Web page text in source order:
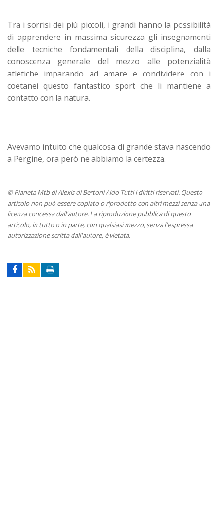
Tra i sorrisi dei più piccoli, i grandi hanno la possibilità
di apprendere in massima sicurezza gli insegnamenti
delle tecniche fondamentali della disciplina, dalla
conoscenza generale del mezzo alle potenzialità
atletiche imparando ad amare e condividere con i
coetanei questo fantastico sport che li mantiene a
contatto con la natura.
Avevamo intuito che qualcosa di grande stava nascendo
a Pergine, ora però ne abbiamo la certezza.
© Pianeta Mtb di Alexis di Bertoni Aldo Tutti i diritti riservati. Questo
articolo non può essere copiato o riprodotto con altri mezzi senza una
licenza concessa dall'autore. La riproduzione pubblica di questo
articolo, in tutto o in parte, con qualsiasi mezzo, senza l'espressa
autorizzazione scritta dall'autore, è vietata.